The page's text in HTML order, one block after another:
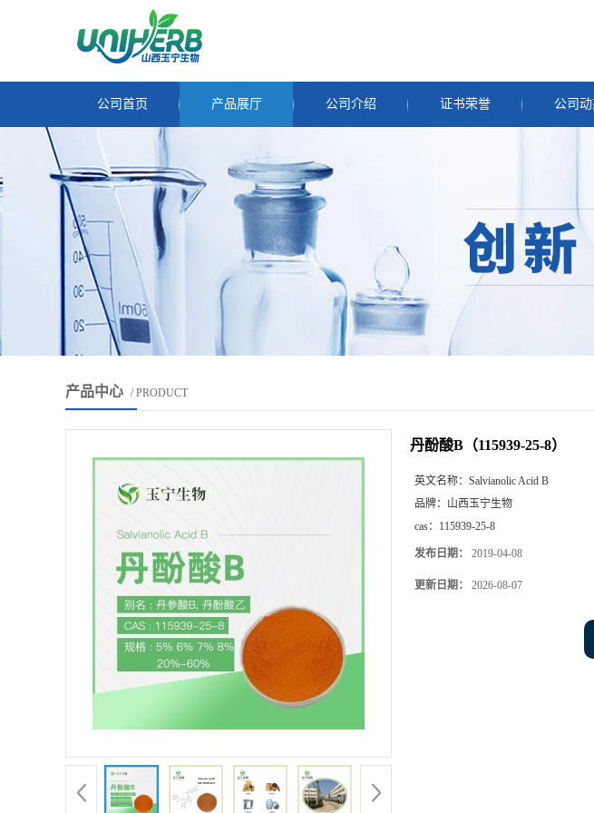
公司首页 产品展厅 公司介绍 证书荣誉 公司
产品中心 / PRODUCT
丹酚酸B（115939-25-8）
英文名称： Salvianolic Acid B
品牌： 山西玉宁生物
cas： 115939-25-8
发布日期： 2019-04-08
更新日期： 2026-08-07